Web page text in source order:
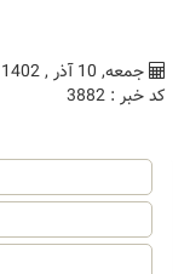
جمعه, 10 آذر , 1402 ساعت : 15:06:02
کد خبر : 3882